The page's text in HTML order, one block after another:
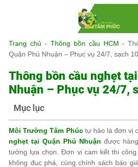
Trang chủ - Thông bồn cầu HCM -
Quận Phú Nhuận – Phục vụ 24/7, sạch
Thông bồn cầu nghẹt
Nhuận – Phục vụ 24/7,
Mục lục
Môi Trường Tâm Phúctự hào là đơn vị
nghẹt tại Quận Phú Nhuận được
tưởng lựa chọn. Đơn vị cam kết thi
không đục phá, cùng chính sách báo